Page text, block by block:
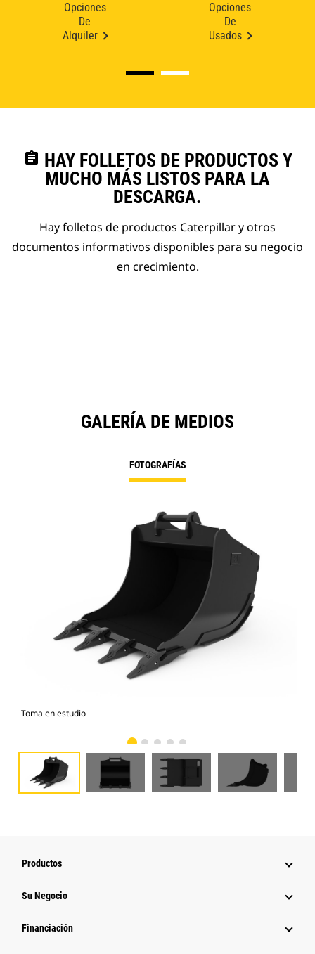
Opciones
De
Alquiler
Opciones
De
Usados
assignment HAY FOLLETOS DE PRODUCTOS Y
MUCHO MÁS LISTOS PARA LA
DESCARGA.
Hay folletos de productos Caterpillar y otros
documentos informativos disponibles para su negocio
en crecimiento.
GALERÍA DE MEDIOS
FOTOGRAFÍAS
Toma en estudio
Productos
Su Negocio
Financiación